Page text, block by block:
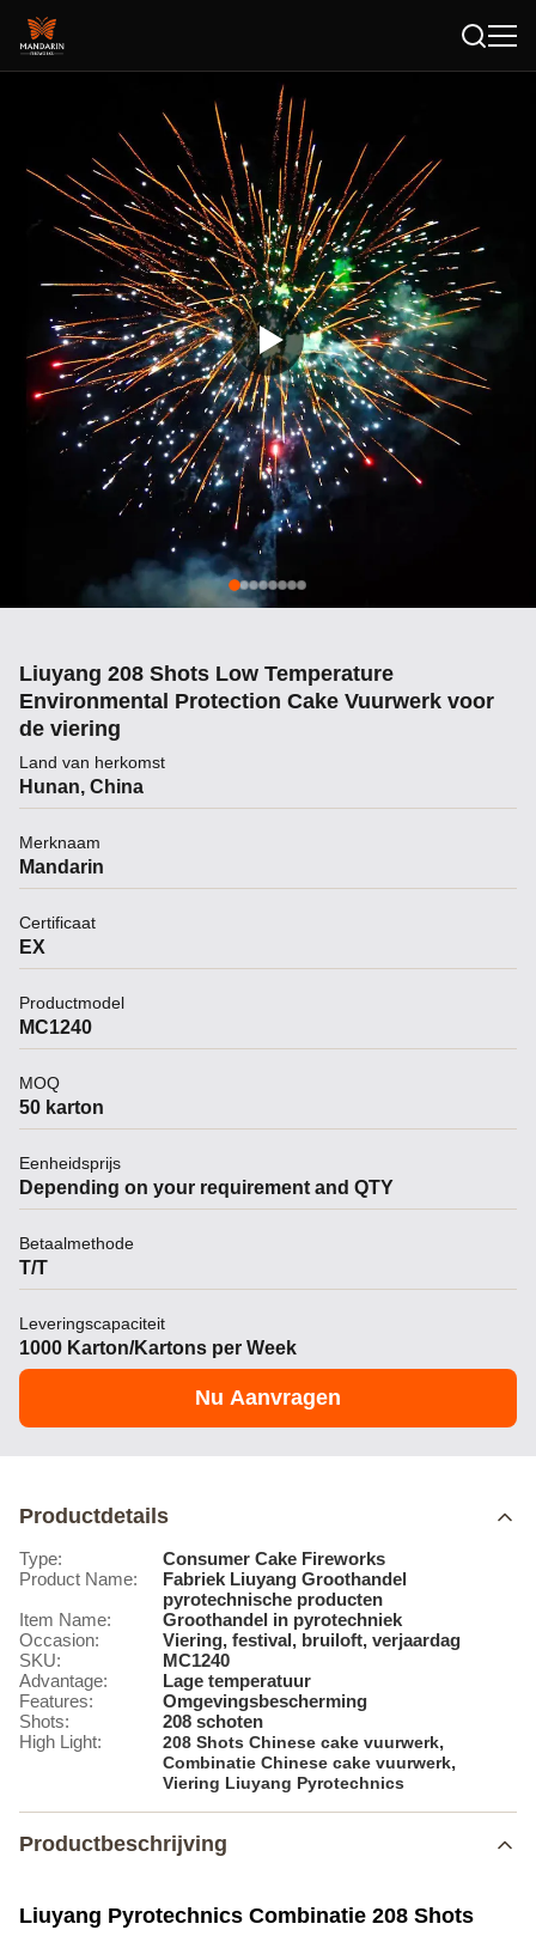
Liuyang 208 Shots Low Temperature
Environmental Protection Cake Vuurwerk voor
de viering
Land van herkomst
Hunan, China
Merknaam
Mandarin
Certificaat
EX
Productmodel
MC1240
MOQ
50 karton
Eenheidsprijs
Depending on your requirement and QTY
Betaalmethode
T/T
Leveringscapaciteit
1000 Karton/Kartons per Week
Nu Aanvragen
Productdetails
Type:
Consumer Cake Fireworks
Product Name:
Fabriek Liuyang Groothandel
pyrotechnische producten
Item Name:
Groothandel in pyrotechniek
Occasion:
Viering, festival, bruiloft, verjaardag
SKU:
MC1240
Advantage:
Lage temperatuur
Features:
Omgevingsbescherming
Shots:
208 schoten
High Light:
208 Shots Chinese cake vuurwerk,
Combinatie Chinese cake vuurwerk,
Viering Liuyang Pyrotechnics
Productbeschrijving
Liuyang Pyrotechnics Combinatie 208 Shots